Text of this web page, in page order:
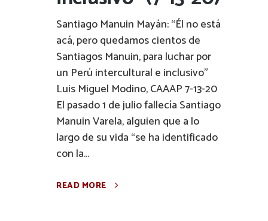
Santiago Manuin Mayán: “Él no está
acá, pero quedamos cientos de
Santiagos Manuin, para luchar por
un Perú intercultural e inclusivo”
Luis Miguel Modino, CAAAP 7-13-20
El pasado 1 de julio fallecía Santiago
Manuin Varela, alguien que a lo
largo de su vida “se ha identificado
con la...
READ MORE